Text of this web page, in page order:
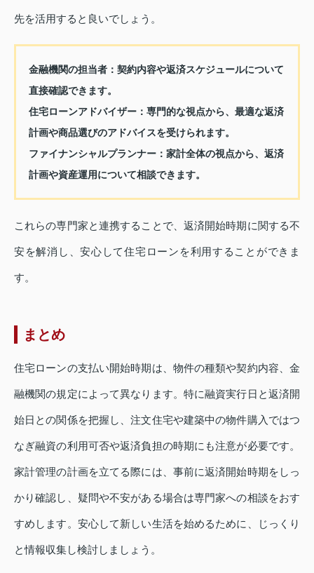
先を活用すると良いでしょう。
金融機関の担当者： 契約内容や返済スケジュールについて
直接確認できます。
住宅ローンアドバイザー： 専門的な視点から、最適な返済
計画や商品選びのアドバイスを受けられます。
ファイナンシャルプランナー： 家計全体の視点から、返済
計画や資産運用について相談できます。
これらの専門家と連携することで、返済開始時期に関する不
安を解消し、安心して住宅ローンを利用することができま
す。
まとめ
住宅ローンの支払い開始時期は、物件の種類や契約内容、金
融機関の規定によって異なります。特に融資実行日と返済開
始日との関係を把握し、注文住宅や建築中の物件購入ではつ
なぎ融資の利用可否や返済負担の時期にも注意が必要です。
家計管理の計画を立てる際には、事前に返済開始時期をしっ
かり確認し、疑問や不安がある場合は専門家への相談をおす
すめします。安心して新しい生活を始めるために、じっくり
と情報収集し検討しましょう。